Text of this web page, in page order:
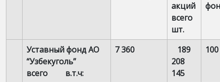
акций
всего
шт.
Уставный фонд АО
“Узбекуголь”
всего в.т.ч:
7 360
189
208
145
100